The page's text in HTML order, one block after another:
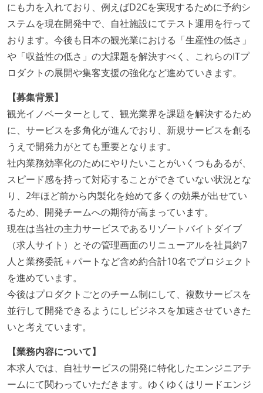
にも力を入れており、例えばD2Cを実現するために予約シ
ステムを現在開発中で、自社施設にてテスト運用を行って
おります。今後も日本の観光業における「生産性の低さ」
や「収益性の低さ」の大課題を解決すべく、これらのITプ
ロダクトの展開や集客支援の強化など進めていきます。
【募集背景】
観光イノベーターとして、観光業界を課題を解決するため
に、サービスを多角化が進んでおり、新規サービスを創る
うえで開発力がとても重要となります。
社内業務効率化のためにやりたいことがいくつもあるが、
スピード感を持って対応することができていない状況とな
り、2年ほど前から内製化を始めて多くの効果が出せてい
るため、開発チームへの期待が高まっています。
現在は当社の主力サービスであるリゾートバイトダイブ
（求人サイト）とその管理画面のリニューアルを社員約7
人と業務委託＋パートなど含め約合計10名でプロジェクト
を進めています。
今後はプロダクトごとのチーム制にして、複数サービスを
並行して開発できるようにしビジネスを加速させていきた
いと考えています。
【業務内容について】
本求人では、自社サービスの開発に特化したエンジニアチ
ームにて関わっていただきます。ゆくゆくはリードエンジ